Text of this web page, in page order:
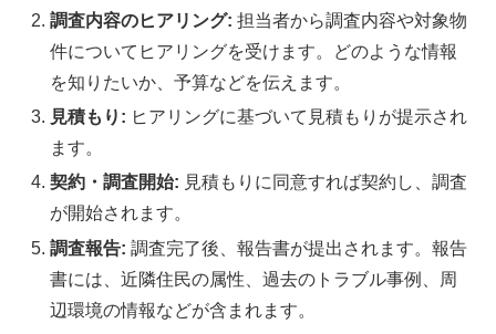
調査内容のヒアリング: 担当者から調査内容や対象物
件についてヒアリングを受けます。どのような情報
を知りたいか、予算などを伝えます。
見積もり: ヒアリングに基づいて見積もりが提示され
ます。
契約・調査開始: 見積もりに同意すれば契約し、調査
が開始されます。
調査報告: 調査完了後、報告書が提出されます。報告
書には、近隣住民の属性、過去のトラブル事例、周
辺環境の情報などが含まれます。